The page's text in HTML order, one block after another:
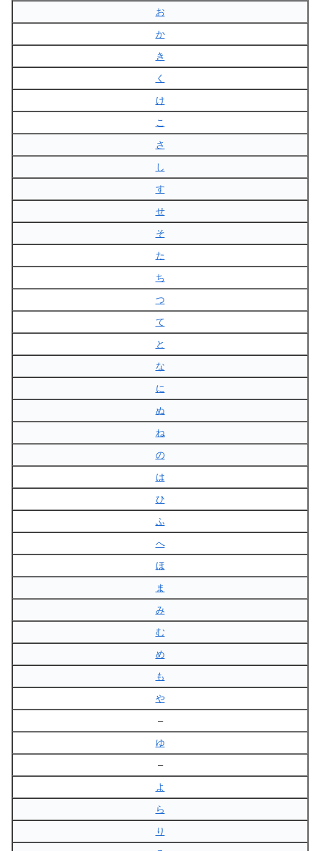
お
か
き
く
け
こ
さ
し
す
せ
そ
た
ち
つ
て
と
な
に
ぬ
ね
の
は
ひ
ふ
へ
ほ
ま
み
む
め
も
や
–
ゆ
–
よ
ら
り